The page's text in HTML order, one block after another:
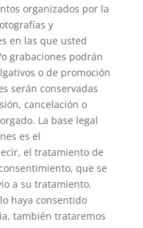
organizados por la
y
en las que usted
grabaciones podrán
o de promoción
serán conservadas
cancelación o
La base legal
es el
el tratamiento de
que se
a su tratamiento.
haya consentido
también trataremos